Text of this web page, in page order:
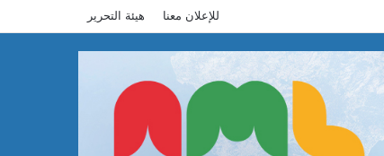
للإعلان معنا هيئة التحرير